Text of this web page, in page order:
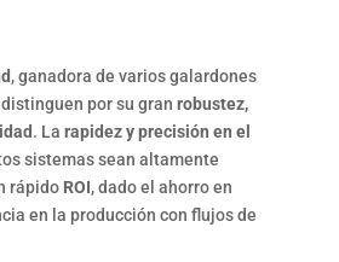
, ganadora de varios galardones
por su gran robustez,
. La rapidez y precisión en el
sistemas sean altamente
rápido ROI, dado el ahorro en
en la producción con flujos de